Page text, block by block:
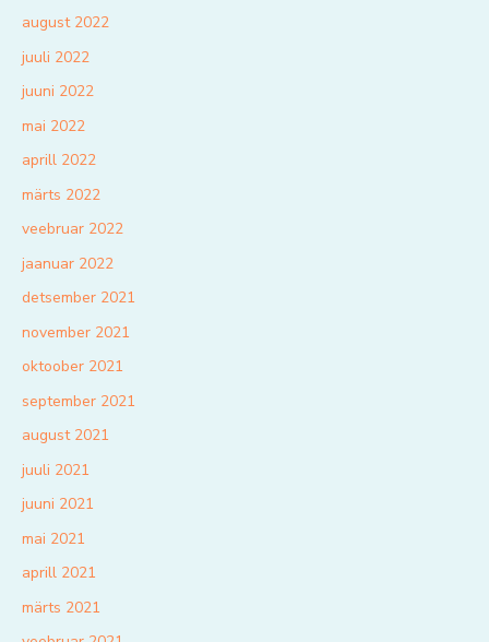
august 2022
juuli 2022
juuni 2022
mai 2022
aprill 2022
märts 2022
veebruar 2022
jaanuar 2022
detsember 2021
november 2021
oktoober 2021
september 2021
august 2021
juuli 2021
juuni 2021
mai 2021
aprill 2021
märts 2021